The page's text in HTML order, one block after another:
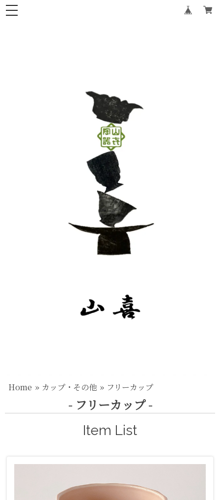
Home カップ・その他 フリーカップ
- フリーカップ -
Item List